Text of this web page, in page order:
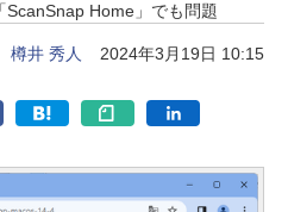
Home」でも問題
樽井 秀人 2024年3月19日 10:15